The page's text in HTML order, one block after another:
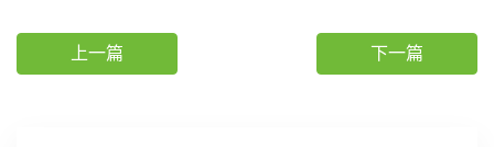
上一篇 下一篇